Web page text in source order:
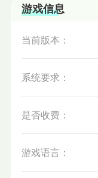
游戏信息
当前版本：
系统要求：
是否收费：
游戏语言：